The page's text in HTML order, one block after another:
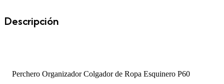
Descripción
Perchero Organizador Colgador de Ropa Esquinero P60